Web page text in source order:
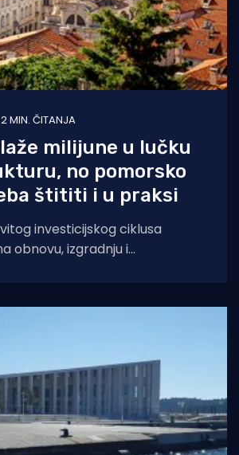
2 MIN. ČITANJA
milijune u lučku
no pomorsko
štititi i u praksi
investicijskog ciklusa
obnovu, izgradnju i